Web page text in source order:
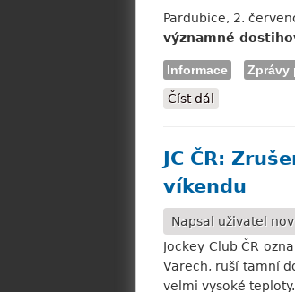
Pardubice, 2.
významné
Informace
Zprávy
Číst dál
JC ČR:
víkendu
Napsal uživatel
Jockey Club ČR
Varech, ruší tamní
velmi vysoké teploty.